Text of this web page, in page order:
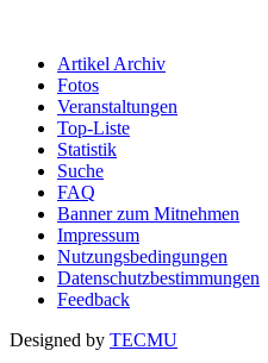
Artikel Archiv
Fotos
Veranstaltungen
Top-Liste
Statistik
Suche
FAQ
Banner zum Mitnehmen
Impressum
Nutzungsbedingungen
Datenschutzbestimmungen
Feedback
Designed by TECMU